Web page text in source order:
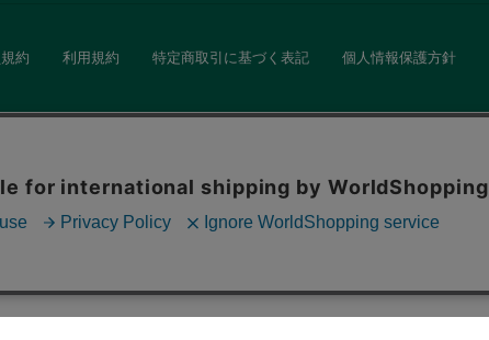
約 利用規約 特定商取引に基づく表記 個人情報保護方針
ます。ボタンから同意の可否を選択してください。選
なります。クッキーを通じて収集する情報には「お客